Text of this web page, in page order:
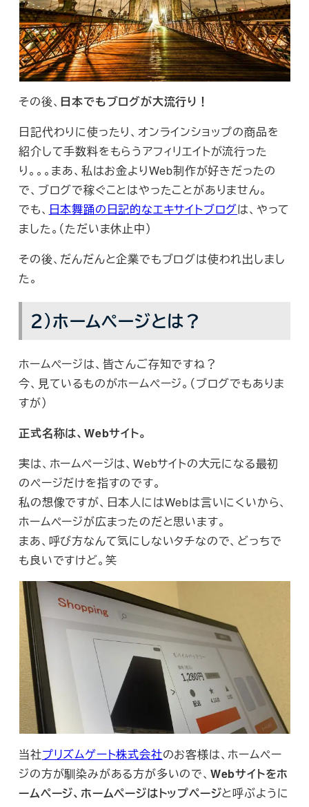
その後、 日本でもブログが大流行り！
日記代わりに使ったり、オンラインショップの商品を
紹介して手数料をもらうアフィリエイトが流行った
り。。。まあ、私はお金よりWeb制作が好きだったの
で、ブログで稼ぐことはやったことがありません。
でも、 日本舞踊の日記的なエキサイトブログは、やって
ました。（ただいま休止中）
その後、だんだんと企業でもブログは使われ出しまし
た。
２）ホームページとは？
ホームページは、皆さんご存知ですね？
今、見ているものがホームページ。（ブログでもありま
すが）
正式名称は、Webサイト。
実は、ホームページは、Webサイトの大元になる最初
のページだけを指すのです。
私の想像ですが、日本人にはWebは言いにくいから、
ホームページが広まったのだと思います。
まあ、呼び方なんて気にしないタチなので、どっちで
も良いですけど。笑
当社プリズムゲート株式会社のお客様は、ホームペー
ジの方が馴染みがある方が多いので、 Webサイトをホ
ームページ、ホームページはトップページと呼ぶように